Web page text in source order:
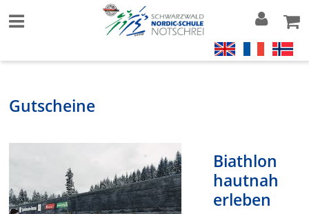
Gutscheine
Biathlon
hautnah
erleben